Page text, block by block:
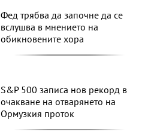
Фед трябва да започне да се
вслушва в мнението на
обикновените хора
S&P 500 записа нов рекорд в
очакване на отварянето на
Ормузкия проток